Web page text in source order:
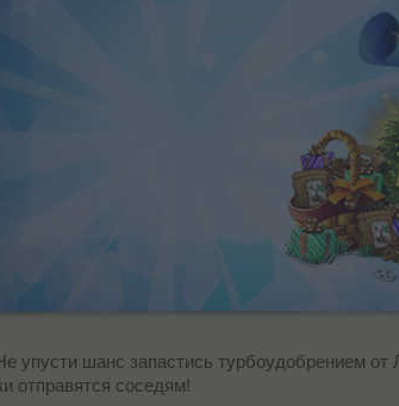
упусти шанс запастись турбоудобрением
отправятся соседям!